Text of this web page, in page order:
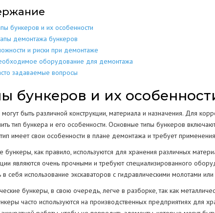
АНГАРОВ
ПРОМЫШЛЕННЫХ ТРУБ
КОНСТРУКЦИЙ
ЖЕЛЕЗОБЕТОННЫХ
БЕТОННЫХ
КОЛОНН
ОПОР
РЕЗКА КОНСТРУКЦИЙ
СТЕН
бункеров и их особенности
демонтажа бункеров
и риски при демонтаже
оборудование для демонтажа
задаваемые вопросы
бункеров и их
быть различной конструкции, материала и назначения. Для
тип бункера и его особенности. Основные типы бункеров
имеет свои особенности в плане демонтажа и требует
бункеры, как правило, используются для хранения различных
являются очень прочными и требуют специализированного
в себя использование экскаваторов с гидравлическими молотами
бункеры, в свою очередь, легче в разборке, так как
часто используются на производственных предприятиях для